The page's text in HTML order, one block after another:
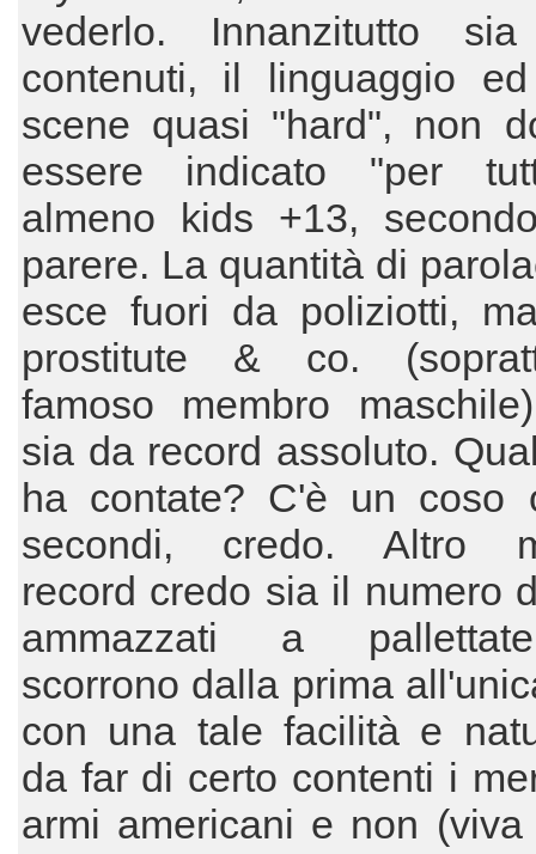
vederlo. Innanzitutto
contenuti, il linguaggio
scene quasi "hard", non
essere indicato "per
almeno kids +13,
parere. La quantità di
esce fuori da poliziotti,
prostitute & co.
famoso membro
sia da record assoluto.
ha contate? C'è un coso
secondi, credo. Altro
record credo sia il numero
ammazzati a
scorrono dalla prima
con una tale facilità e
da far di certo contenti i
armi americani e non (viva